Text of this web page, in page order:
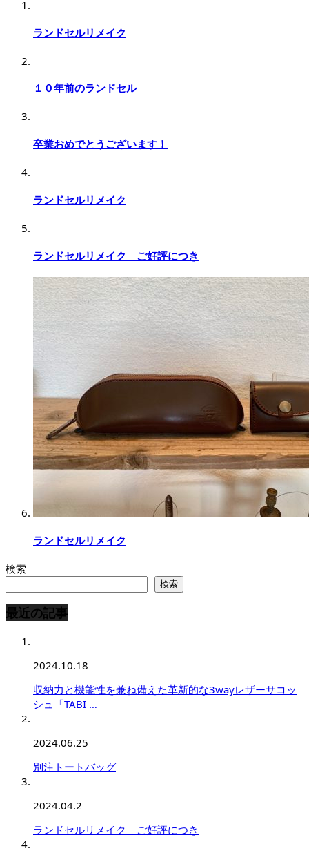
ランドセルリメイク
１０年前のランドセル
卒業おめでとうございます！
ランドセルリメイク
ランドセルリメイク ご好評につき
ランドセルリメイク
検索
検索
最近の記事
2024.10.18
収納力と機能性を兼ね備えた革新的な3wayレザーサコッ
シュ「TABI …
2024.06.25
別注トートバッグ
2024.04.2
ランドセルリメイク ご好評につき